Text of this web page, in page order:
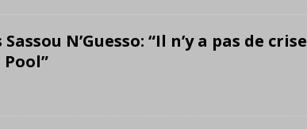
N’Guesso: “Il n’y a pas de crise